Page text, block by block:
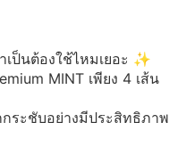
ป็นต้องใช้ไหมเยอะ ✨
MINT เพียง 4 เส้น
ระชับอย่างมีประสิทธิภาพ